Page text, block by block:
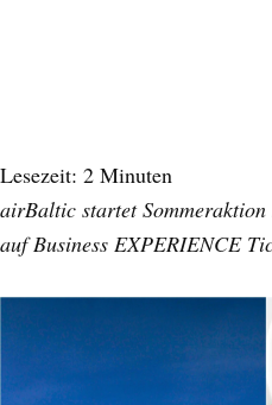
Lesezeit: 2 Minuten
airBaltic startet
auf Business EXPERIENCE